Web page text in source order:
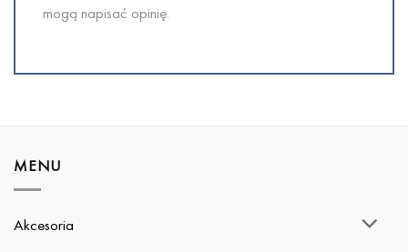
mogą napisać opinię.
MENU
Akcesoria